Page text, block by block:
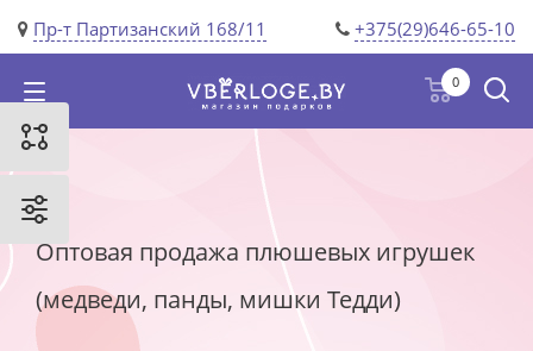
Пр-т Партизанский 168/11 +375(29)646-65-10
0
Оптовая продажа плюшевых игрушек
(медведи, панды, мишки Тедди)